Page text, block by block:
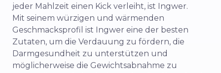
jeder Mahlzeit einen Kick verleiht, ist Ingwer.
Mit seinem würzigen und wärmenden
Geschmacksprofil ist Ingwer eine der besten
Zutaten, um die Verdauung zu fördern, die
Darmgesundheit zu unterstützen und
möglicherweise die Gewichtsabnahme zu